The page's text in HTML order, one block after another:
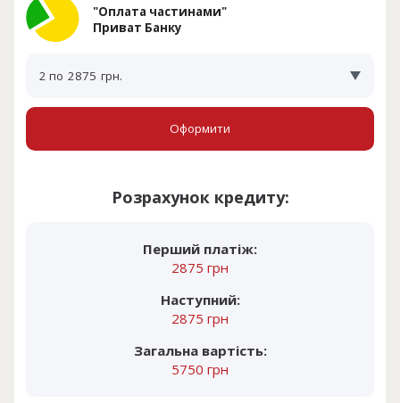
"Оплата частинами"
Приват Банку
2 по 2875 грн.
Оформити
Розрахунок кредиту:
Перший платіж:
2875 грн
Наступний:
2875 грн
Загальна вартість:
5750 грн